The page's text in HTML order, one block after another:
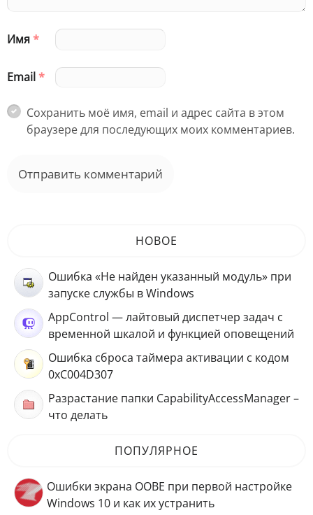
Имя*
Email*
Сохранить моё имя, email и адрес сайта в этом
браузере для последующих моих комментариев.
НОВОЕ
Ошибка «Не найден указанный модуль» при
запуске службы в Windows
AppControl — лайтовый диспетчер задач с
временной шкалой и функцией оповещений
Ошибка сброса таймера активации с кодом
0xC004D307
Разрастание папки CapabilityAccessManager –
что делать
ПОПУЛЯРНОЕ
Ошибки экрана OOBE при первой настройке
Windows 10 и как их устранить